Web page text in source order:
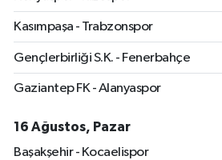
Kasımpaşa - Trabzonspor
Gençlerbirliği S.K. - Fenerbahçe
Gaziantep FK - Alanyaspor
16 Ağustos, Pazar
Başakşehir - Kocaelispor